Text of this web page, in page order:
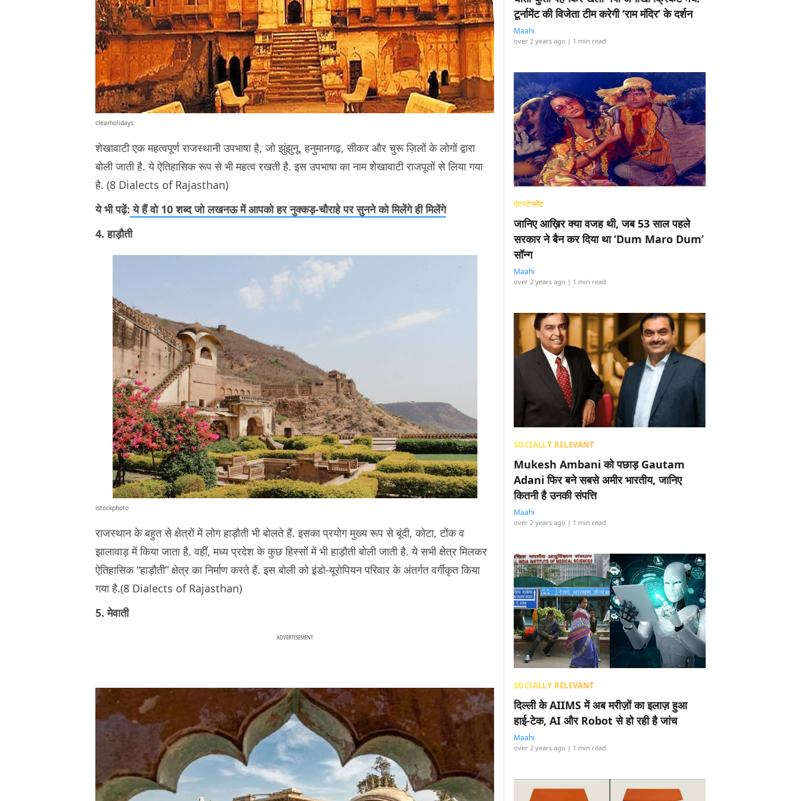
clearholidays
शेखावाटी एक महत्वपूर्ण राजस्थानी उपभाषा है, जो झुंझुनू, हनुमानगढ़, सीकर और चुरू ज़िलों के लोगों द्वारा
बोली जाती है. ये ऐतिहासिक रूप से भी महत्व रखती है. इस उपभाषा का नाम शेखावाटी राजपूतों से लिया गया
है. (8 Dialects of Rajasthan)
ये भी पढ़ें: ये हैं वो 10 शब्द जो लखनऊ में आपको हर नुक्कड़-चौराहे पर सुनने को मिलेंगे ही मिलेंगे
4. हाड़ौती
istockphoto
राजस्थान के बहुत से क्षेत्रों में लोग हाड़ौती भी बोलते हैं. इसका प्रयोग मुख्य रूप से बूंदी, कोटा, टोंक व
झालावाड़ में किया जाता है. वहीं, मध्य प्रदेश के कुछ हिस्सों में भी हाड़ौती बोली जाती है. ये सभी क्षेत्र मिलकर
ऐतिहासिक “हाड़ौती” क्षेत्र का निर्माण करते हैं. इस बोली को इंडो-यूरोपियन परिवार के अंतर्गत वर्गीकृत किया
गया है.(8 Dialects of Rajasthan)
5. मेवाती
ADVERTISEMENT
टूर्नामेंट की विजेता टीम करेगी ‘राम मंदिर’ के दर्शन
Maahi
over 2 years ago | 1 min read
एंटरटेनमेंट
जानिए आख़िर क्या वजह थी, जब 53 साल पहले
सरकार ने बैन कर दिया था ‘Dum Maro Dum’
सॉन्ग
Maahi
over 2 years ago | 1 min read
SOCIALLY RELEVANT
Mukesh Ambani को पछाड़ Gautam
Adani फिर बने सबसे अमीर भारतीय, जानिए
कितनी है उनकी संपत्ति
Maahi
over 2 years ago | 1 min read
SOCIALLY RELEVANT
दिल्ली के AIIMS में अब मरीज़ों का इलाज़ हुआ
हाई-टेक, AI और Robot से हो रही है जांच
Maahi
over 2 years ago | 1 min read